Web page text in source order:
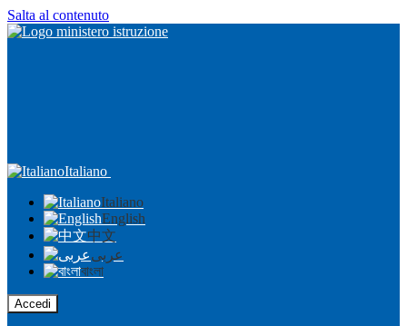
Salta al contenuto
Italiano
Italiano
English
中文
عربى
বাংলা
Accedi